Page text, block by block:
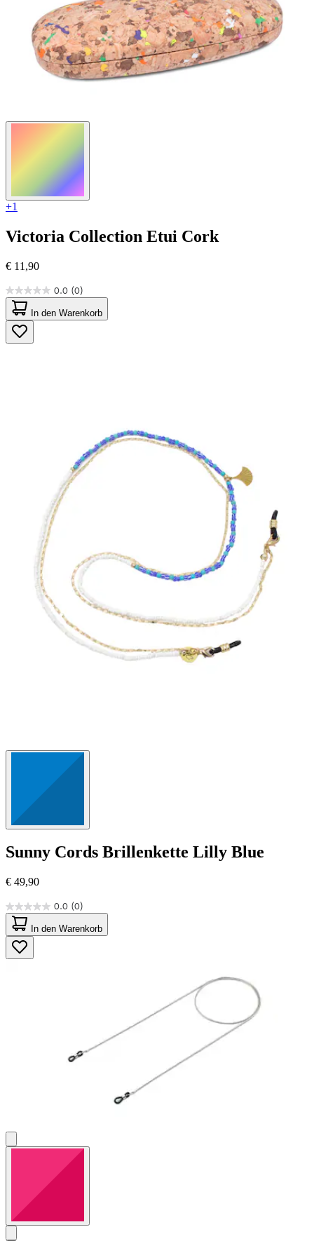
+1
Victoria Collection Etui Cork
€ 11,90
0.0 (0)
0.0
von
5
Sternen.
In den Warenkorb
Sunny Cords Brillenkette Lilly Blue
€ 49,90
0.0 (0)
0.0
von
5
Sternen.
In den Warenkorb